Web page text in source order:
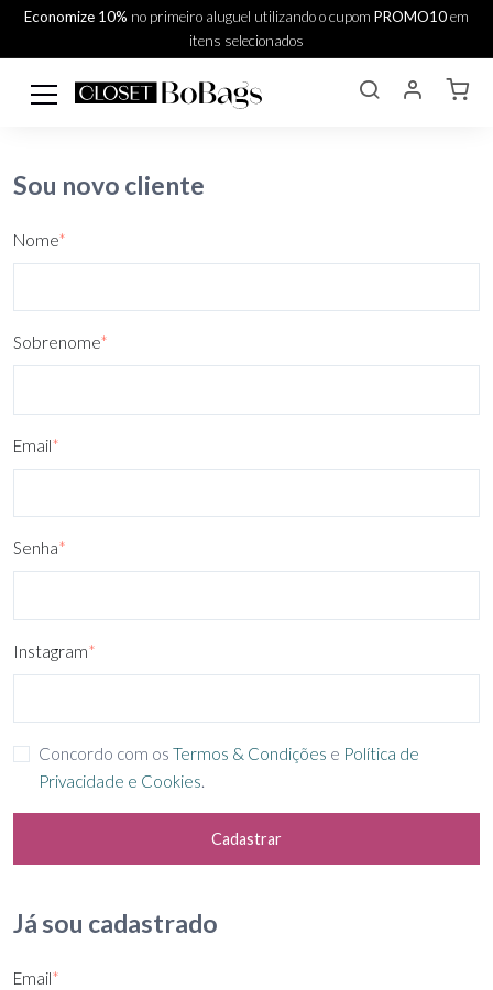
Economize 10% no primeiro aluguel utilizando o cupom PROMO10em
itens selecionados
Sou novo cliente
Nome*
Sobrenome*
Email*
Senha*
Instagram*
Concordo com os Termos & Condições e Política de
Privacidade e Cookies.
Cadastrar
Já sou cadastrado
Email*